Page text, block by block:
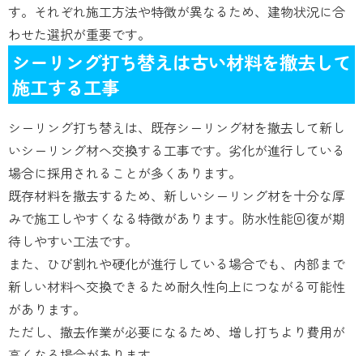
す。それぞれ施工方法や特徴が異なるため、建物状況に合
わせた選択が重要です。
シーリング打ち替えは古い材料を撤去して
施工する工事
シーリング打ち替えは、既存シーリング材を撤去して新し
いシーリング材へ交換する工事です。劣化が進行している
場合に採用されることが多くあります。
既存材料を撤去するため、新しいシーリング材を十分な厚
みで施工しやすくなる特徴があります。防水性能回復が期
待しやすい工法です。
また、ひび割れや硬化が進行している場合でも、内部まで
新しい材料へ交換できるため耐久性向上につながる可能性
があります。
ただし、撤去作業が必要になるため、増し打ちより費用が